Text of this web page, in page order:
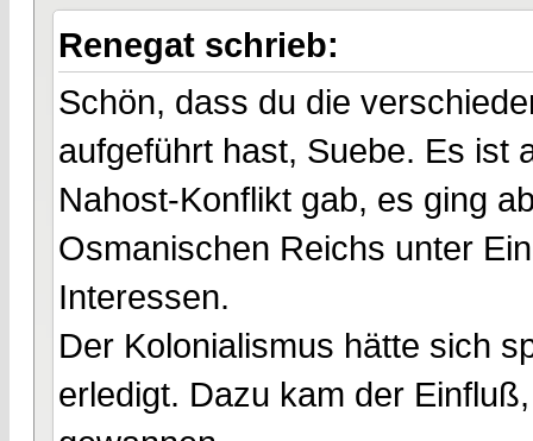
Renegat schrieb:
Schön, dass du die
aufgeführt hast, Suebe. Es ist
Nahost-Konflikt gab, es ging
Osmanischen Reichs unter
Interessen.
Der Kolonialismus hätte sich
erledigt. Dazu kam der